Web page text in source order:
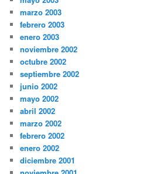
marzo 2003
febrero 2003
enero 2003
noviembre 2002
octubre 2002
septiembre 2002
junio 2002
mayo 2002
abril 2002
marzo 2002
febrero 2002
enero 2002
diciembre 2001